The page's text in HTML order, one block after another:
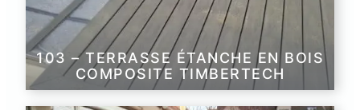
103 – TERRASSE ÉTANCHE EN BOIS
COMPOSITE TIMBERTECH